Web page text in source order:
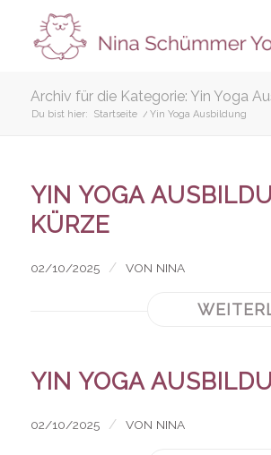
Archiv für die Kategorie: Yin Yoga
Du bist hier: Startseite / Yin Yoga Ausbildung
YIN YOGA
KÜRZE
02/10/2025 / VON NINA
YIN YOGA
02/10/2025 / VON NINA